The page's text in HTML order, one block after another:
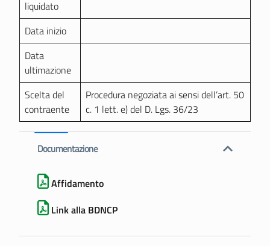
liquidato
Data inizio
Data
ultimazione
Scelta del
contraente
Procedura negoziata ai sensi dell’art. 50
c. 1 lett. e) del D. Lgs. 36/23
Documentazione
Affidamento
Link alla BDNCP